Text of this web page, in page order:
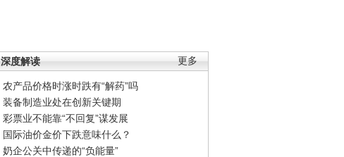
更多
深度解读
农产品价格时涨时跌有“解药”吗
装备制造业处在创新关键期
彩票业不能靠“不回复”谋发展
国际油价金价下跌意味什么？
奶企公关中传递的“负能量”